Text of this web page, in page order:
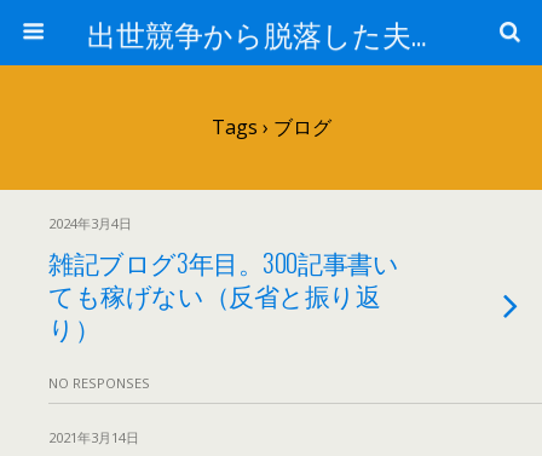
出世競争から脱落した夫と妻の日常
Tags › ブログ
2024年3月4日
雑記ブログ3年目。300記事書い
ても稼げない（反省と振り返
り）
NO RESPONSES
2021年3月14日